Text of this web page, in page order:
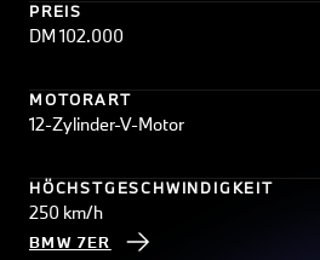
PREIS
DM 102.000
MOTORART
12-Zylinder-V-Motor
HÖCHSTGESCHWINDIGKEIT
250 km/h
BMW 7ER